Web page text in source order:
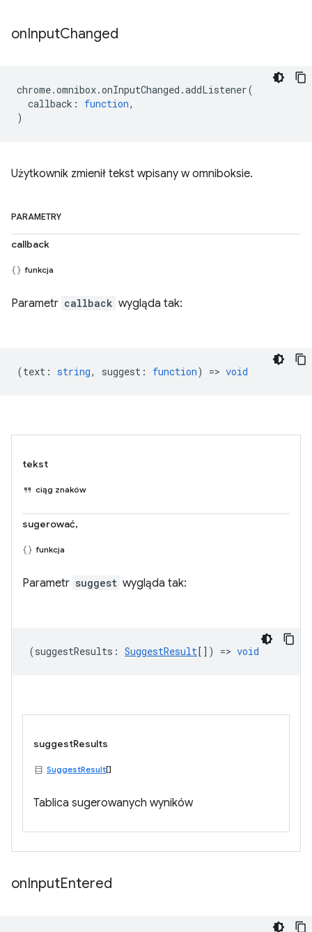
onInputChanged
chrome.omnibox.onInputChanged .addListener(
callback : function,
)
Użytkownik zmienił tekst wpisany w omniboksie.
PARAMETRY
callback
funkcja
Parametr callback wygląda tak:
(text : string, suggest : function) => void
tekst
ciąg znaków
sugerować,
funkcja
Parametr suggest wygląda tak:
(suggestResults : SuggestResult[]) => void
suggestResults
SuggestResult[]
Tablica sugerowanych wyników
onInputEntered